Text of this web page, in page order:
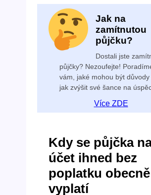
Jak na
zamítnutou
půjčku?
Dostali jste
půjčky? Nezoufejte!
vám, jaké mohou být důvody
jak zvýšit své šance na
Více ZDE
Kdy se půjčka
účet ihned bez
poplatku obecně
vyplatí